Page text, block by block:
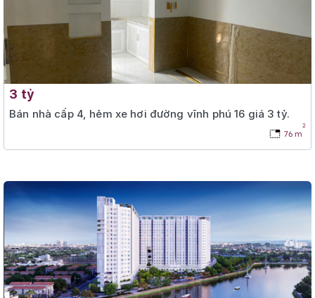
3 tỷ
Bán nhà cấp 4, hẻm xe hơi đường vĩnh phú 16 giá 3 tỷ.
76 m
2